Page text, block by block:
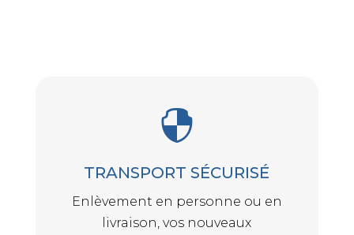

TRANSPORT SÉCURISÉ
Enlèvement en personne ou en
livraison, vos nouveaux